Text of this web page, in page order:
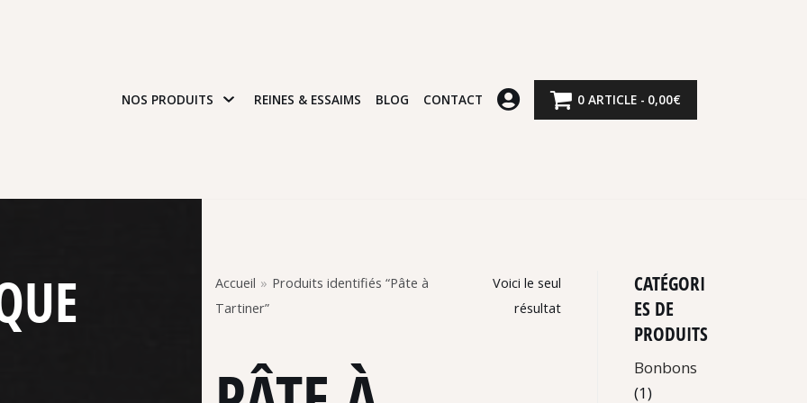
NOS PRODUITS REINES & ESSAIMS BLOG CONTACT 0 ARTICLE 0,00€
Accueil » Produits identifiés “Pâte à
Tartiner”
Voici le seul
résultat
CATÉGORI
ES DE
PRODUITS
Bonbons
(1)